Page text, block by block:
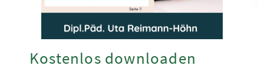
Kostenlos downloaden